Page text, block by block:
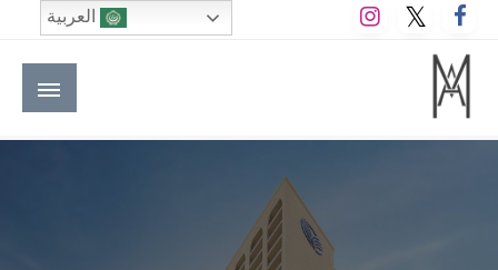
التخطي
إلى
المحتوى
M A hotels | إم ايه هوتيلز
الموقع الأول للعاملين في الفنادق في العالم العربي
العربية